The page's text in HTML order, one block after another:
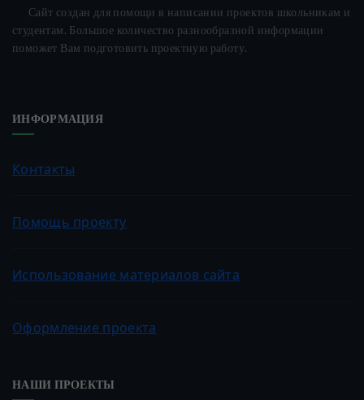
Сайт создан для помощи в написании проектов школьникам и
студентам. Большое количество разнообразной информации
поможет Вам подготовить проектную работу.
ИНФОРМАЦИЯ
Контакты
Помощь проекту
Использование материалов сайта
Оформление проекта
НАШИ ПРОЕКТЫ